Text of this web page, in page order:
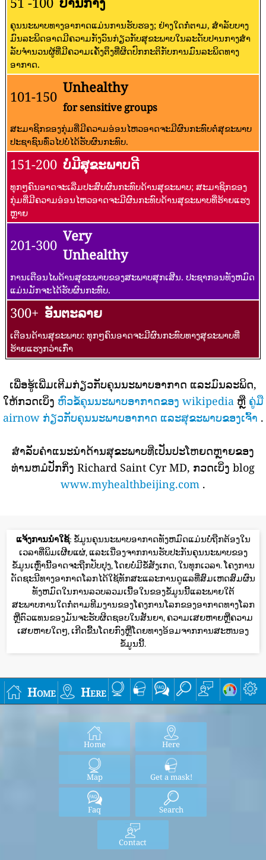
ຄຸນນະພາບທາງອາກາດແມ່ນການຮັບຮອງ; ຢ່າງໃດກໍ່ຕາມ, ສໍາລັບບາງ
ມົນລະພິດອາດມີຄວາມກັງວົນກ່ຽວກັບສຸຂະພາບໃນລະດັບປານກາງສໍາ
ລັບຈໍານວນຜູ້ທີ່ມີຄວາມເຄັ່ງຕຶງທີ່ຜິດປົກກະຕິກັບການມົນລະພິດທາງ
ອາກາດ.
101-150
Unhealthy
for sensitive groups
ສະມາຊິກຂອງກຸ່ມທີ່ມີຄວາມອ່ອນໄຫວອາດຈະມີຜົນກະທົບຕໍ່ສຸຂະພາບ
ປະຊາຊົນທົ່ວໄປບໍ່ໄດ້ຮັບຜົນກະທົບ.
151-200 ບໍ່ມີສຸຂະພາບດີ
ທຸກໆຄົນອາດຈະເລີ່ມປະສົບຜົນກະທົບດ້ານສຸຂະພາບ; ສະມາຊິກຂອງ
ກຸ່ມທີ່ມີຄວາມອ່ອນໄຫວອາດຈະມີຜົນກະທົບດ້ານສຸຂະພາບທີ່ຮ້າຍແຮງ
ຫຼາຍ
201-300
Very
Unhealthy
ການເຕືອນໄພດ້ານສຸຂະພາບຂອງສະພາບສຸກເສີນ. ປະຊາກອນທັງຫມົດ
ແມ່ນມັກຈະໄດ້ຮັບຜົນກະທົບ.
300+ ອັນຕະລາຍ
ເຕືອນດ້ານສຸຂະພາບ: ທຸກໆຄົນອາດຈະມີຜົນກະທົບທາງສຸຂະພາບທີ່
ຮ້າຍແຮງກວ່າເກົ່າ
ເພື່ອຮູ້ເພີ່ມເຕີມກ່ຽວກັບຄຸນນະພາບອາກາດ ແລະມົນລະພິດ,
ໃຫ້ກວດເບິ່ງ ຫົວຂໍ້ຄຸນນະພາບອາກາດຂອງ wikipediaຫຼື ຄູ່ມື
airnow ກ່ຽວກັບຄຸນນະພາບອາກາດ ແລະສຸຂະພາບຂອງເຈົ້າ .
ສໍາລັບຄໍາແນະນໍາດ້ານສຸຂະພາບທີ່ເປັນປະໂຫຍດຫຼາຍຂອງ
ທ່ານຫມໍປັກກິ່ງ Richard Saint Cyr MD, ກວດເບິ່ງ blog
www.myhealthbeijing.com .
ແຈ້ງການນໍາໃຊ້: ຂໍ້ມູນຄຸນນະພາບອາກາດທັງຫມົດແມ່ນບໍ່ຖືກຕ້ອງໃນ
ເວລາທີ່ພິມເຜີຍແຜ່, ແລະເນື່ອງຈາກການຮັບປະກັນຄຸນນະພາບຂອງ
ຂໍ້ມູນເຫຼົ່ານີ້ອາດຈະຖືກປັບປຸງ, ໂດຍບໍ່ມີຂໍ້ສັງເກດ, ໃນທຸກເວລາ. ໂຄງການ
ດັດຊະນີທາງອາກາດໂລກໄດ້ໃຊ້ທັກສະແລະການດູແລທີ່ສົມເຫດສົມຜົນ
ທັງຫມົດໃນການລວບລວມເນື້ອໃນຂອງຂໍ້ມູນນີ້ແລະພາຍໃຕ້
ສະພາບການໃດກໍ່ຕາມທີມງານຂອງໂຄງການໂລກຂອງອາກາດທາງໂລກ
ຫຼືຕົວແທນຂອງມັນຈະຮັບຜິດຊອບໃນສັນຍາ, ຄວາມເສຍຫາຍຫຼືຄວາມ
ເສຍຫາຍໃດໆ, ເກີດຂື້ນໂດຍກົງຫຼືໂດຍທາງອ້ອມຈາກການສະຫນອງ
ຂໍ້ມູນນີ້.
Home Here
Home Here
Map Get a mask!
Faq Search
Contact